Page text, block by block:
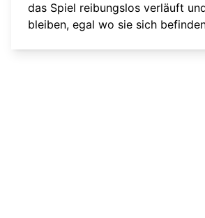
das Spiel reibungslos verläuft
bleiben, egal wo sie sich